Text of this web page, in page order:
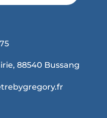
88540 Bussang